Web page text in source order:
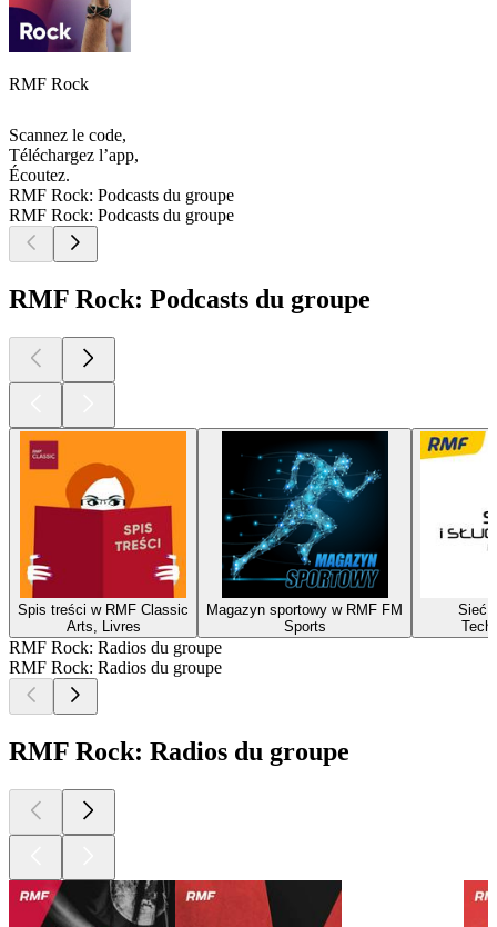
RMF Rock
Scannez le code,
Téléchargez l’app,
Écoutez.
RMF Rock: Podcasts du groupe
RMF Rock: Podcasts du groupe
RMF Rock: Podcasts du groupe
Spis treści w RMF Classic
Arts, Livres
Magazyn sportowy w RMF FM
Sports
Sieć i
RMF Rock: Radios du groupe
RMF Rock: Radios du groupe
RMF Rock: Radios du groupe